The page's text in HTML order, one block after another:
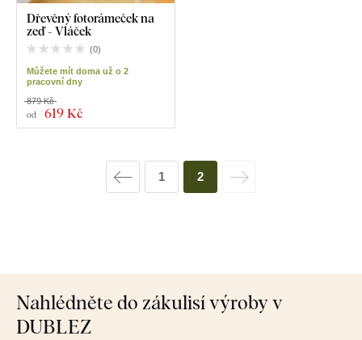
Dřevěný fotorámeček na
zeď - Vláček
(0)
Můžete mít doma už o 2
pracovní dny
od 619 Kč
879 Kč
1 2
Nahlédněte do zákulisí výroby v
DUBLEZ